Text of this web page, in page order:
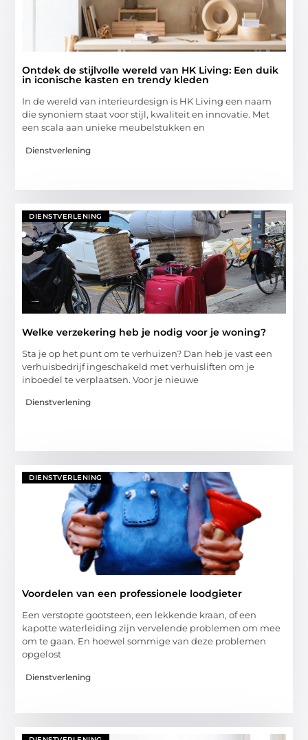
Ontdek de stijlvolle wereld van HK Living: Een duik
in iconische kasten en trendy kleden
In de wereld van interieurdesign is HK Living een naam
die synoniem staat voor stijl, kwaliteit en innovatie. Met
een scala aan unieke meubelstukken en
Dienstverlening
DIENSTVERLENING
Welke verzekering heb je nodig voor je woning?
Sta je op het punt om te verhuizen? Dan heb je vast een
verhuisbedrijf ingeschakeld met verhuisliften om je
inboedel te verplaatsen. Voor je nieuwe
Dienstverlening
DIENSTVERLENING
Voordelen van een professionele loodgieter
Een verstopte gootsteen, een lekkende kraan, of een
kapotte waterleiding zijn vervelende problemen om mee
om te gaan. En hoewel sommige van deze problemen
opgelost
Dienstverlening